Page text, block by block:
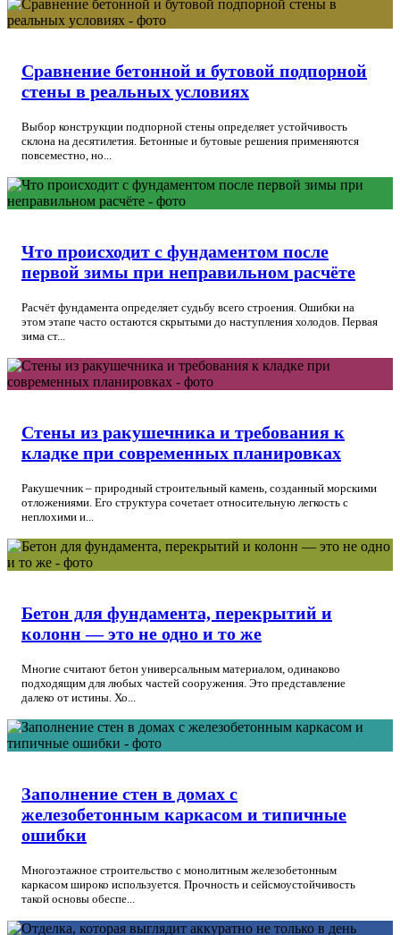
Сравнение бетонной и бутовой подпорной
стены в реальных условиях
Выбор конструкции подпорной стены определяет устойчивость
склона на десятилетия. Бетонные и бутовые решения применяются
повсеместно, но...
Что происходит с фундаментом после
первой зимы при неправильном расчёте
Расчёт фундамента определяет судьбу всего строения. Ошибки на
этом этапе часто остаются скрытыми до наступления холодов. Первая
зима ст...
Стены из ракушечника и требования к
кладке при современных планировках
Ракушечник – природный строительный камень, созданный морскими
отложениями. Его структура сочетает относительную легкость с
неплохими и...
Бетон для фундамента, перекрытий и
колонн — это не одно и то же
Многие считают бетон универсальным материалом, одинаково
подходящим для любых частей сооружения. Это представление
далеко от истины. Хо...
Заполнение стен в домах с
железобетонным каркасом и типичные
ошибки
Многоэтажное строительство с монолитным железобетонным
каркасом широко используется. Прочность и сейсмоустойчивость
такой основы обеспе...